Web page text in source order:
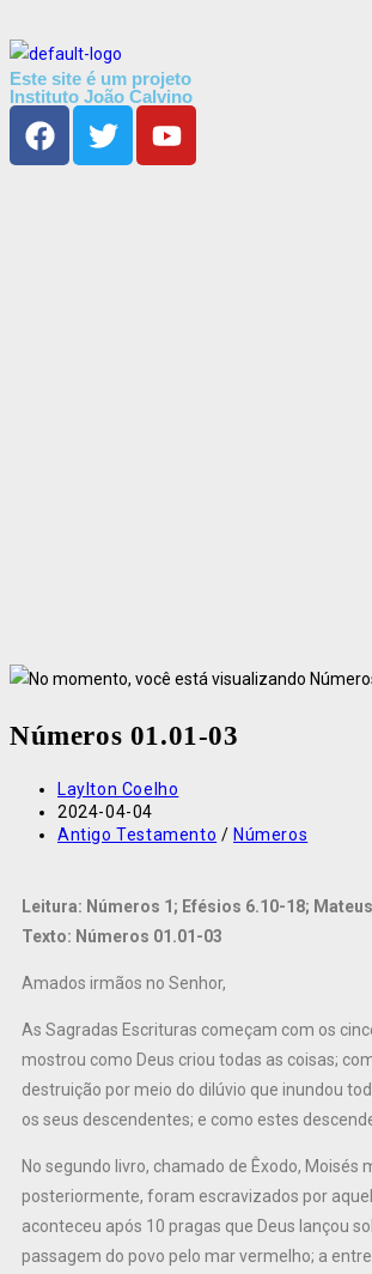
Este site é um projeto
Instituto João Calvino
Números 01.01-03
Laylton Coelho
2024-04-04
Antigo Testamento / Números
Leitura: Números 1; Efésios 6.10-18;
Texto: Números 01.01-03
Amados irmãos no Senhor,
As Sagradas Escrituras começam com os
mostrou como Deus criou todas as coisas;
destruição por meio do dilúvio que inundou
os seus descendentes; e como estes
No segundo livro, chamado de Êxodo,
posteriormente, foram escravizados por
aconteceu após 10 pragas que Deus lançou
passagem do povo pelo mar vermelho; a